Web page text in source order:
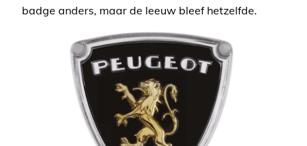
badge anders, maar de leeuw bleef hetzelfde.